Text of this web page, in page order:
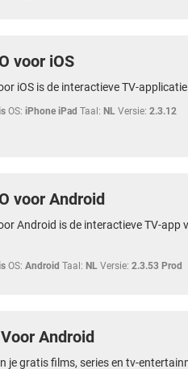
voor iOS
iOS is de interactieve TV-
OS: iPhone iPad Taal: NL Versie: 2.3.12
voor Android
Android is de interactieve TV-app
OS: Android Taal: NL Versie: 2.3.53 Prod
Android
je gratis films, series en tv-